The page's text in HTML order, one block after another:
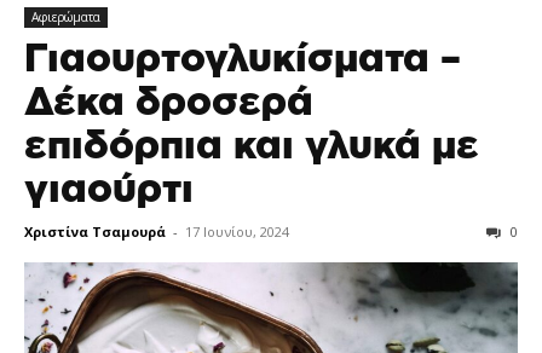
Αφιερώματα
Γιαουρτογλυκίσματα –
Δέκα δροσερά
επιδόρπια και γλυκά με
γιαούρτι
Χριστίνα Τσαμουρά - 17 Ιουνίου, 2024 0